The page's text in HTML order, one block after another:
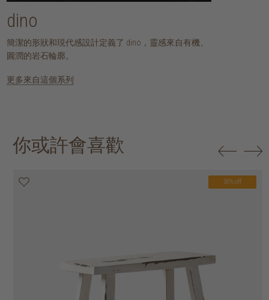
dino
簡潔的形狀和現代感設計定義了 dino，靈感來自有機、
圓潤的岩石輪廓。
更多來自這個系列
你或許會喜歡
30% off
20% off
20% off
30% off
30% off
30% off